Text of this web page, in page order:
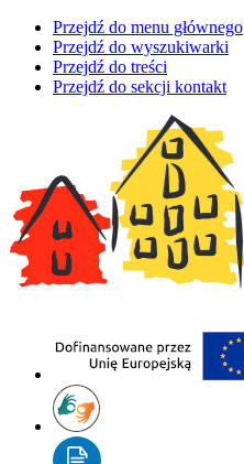
Przejdź do menu głównego
Przejdź do wyszukiwarki
Przejdź do treści
Przejdź do sekcji kontakt